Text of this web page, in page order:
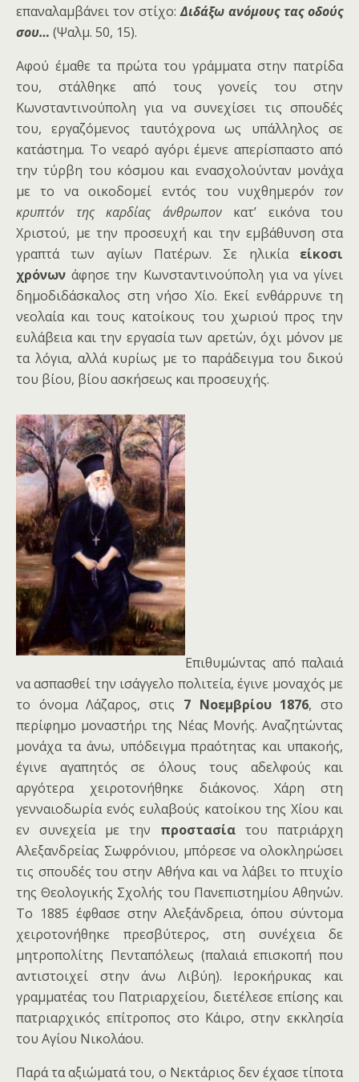
επαναλαμβάνει τον στίχο:Διδάξω ανόμους τας οδούς
σου… (Ψαλμ. 50, 15).
Αφού έμαθε τα πρώτα του γράμματα στην πατρίδα
του, στάλθηκε από τους γονείς του στην
Κωνσταντινούπολη για να συνεχίσει τις σπουδές
του, εργαζόμενος ταυτόχρονα ως υπάλληλος σε
κατάστημα. Το νεαρό αγόρι έμενε απερίσπαστο από
την τύρβη του κόσμου και ενασχολούνταν μονάχα
με το να οικοδομεί εντός του νυχθημερόν τον
κρυπτόν της
καρδίας άνθρωπον κατ’ εικόνα του
Χριστού, με την προσευχή και την εμβάθυνση στα
γραπτά των αγίων Πατέρων. Σε ηλικία είκοσι
χρόνων άφησε την Κωνσταντινούπολη για να γίνει
δημοδιδάσκαλος στη νήσο Χίο. Εκεί ενθάρρυνε τη
νεολαία και τους κατοίκους του χωριού προς την
ευλάβεια και την εργασία των αρετών, όχι μόνον με
τα λόγια, αλλά κυρίως με το παράδειγμα του δικού
του βίου, βίου ασκήσεως και προσευχής.
Επιθυμώντας από παλαιά
να ασπασθεί την ισάγγελο πολιτεία, έγινε μοναχός με
το όνομα Λάζαρος, στις 7 Νοεμβρίου 1876, στο
περίφημο μοναστήρι της Νέας Μονής. Αναζητώντας
μονάχα τα άνω, υπόδειγμα πραότητας και υπακοής,
έγινε αγαπητός σε όλους τους αδελφούς και
αργότερα χειροτονήθηκε διάκονος. Χάρη στη
γενναιοδωρία ενός ευλαβούς κατοίκου της Χίου και
εν συνεχεία με την προστασία του πατριάρχη
Αλεξανδρείας Σωφρόνιου, μπόρεσε να ολοκληρώσει
τις σπουδές του στην Αθήνα και να λάβει το πτυχίο
της Θεολογικής Σχολής του Πανεπιστημίου Αθηνών.
Το 1885 έφθασε στην Αλεξάνδρεια, όπου σύντομα
χειροτονήθηκε πρεσβύτερος, στη συνέχεια δε
μητροπολίτης Πενταπόλεως (παλαιά επισκοπή που
αντιστοιχεί στην άνω Λιβύη). Ιεροκήρυκας και
γραμματέας του Πατριαρχείου, διετέλεσε επίσης και
πατριαρχικός επίτροπος στο Κάιρο, στην εκκλησία
του Αγίου Νικολάου.
Παρά τα αξιώματά του, ο Νεκτάριος δεν έχασε τίποτα